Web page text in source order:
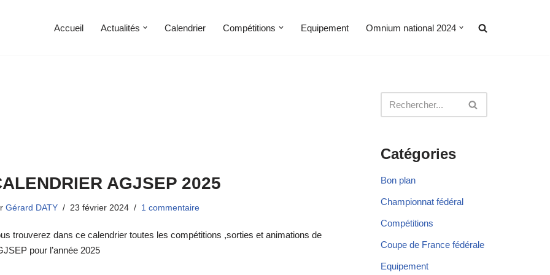
Accueil Actualités Calendrier Compétitions Equipement Omnium national 2024
AGJSEP 2025
Gérard DATY 23 février 2024 1 commentaire
trouverez dans ce calendrier toutes les compétitions ,sorties et animations de
pour l’année 2025
Catégories
Bon plan
Championnat fédéral
Compétitions
Coupe de France fédérale
Equipement